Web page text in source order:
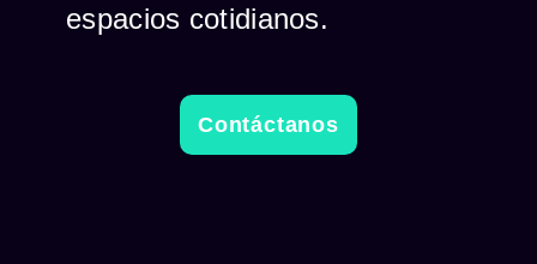
espacios cotidianos.
Contáctanos